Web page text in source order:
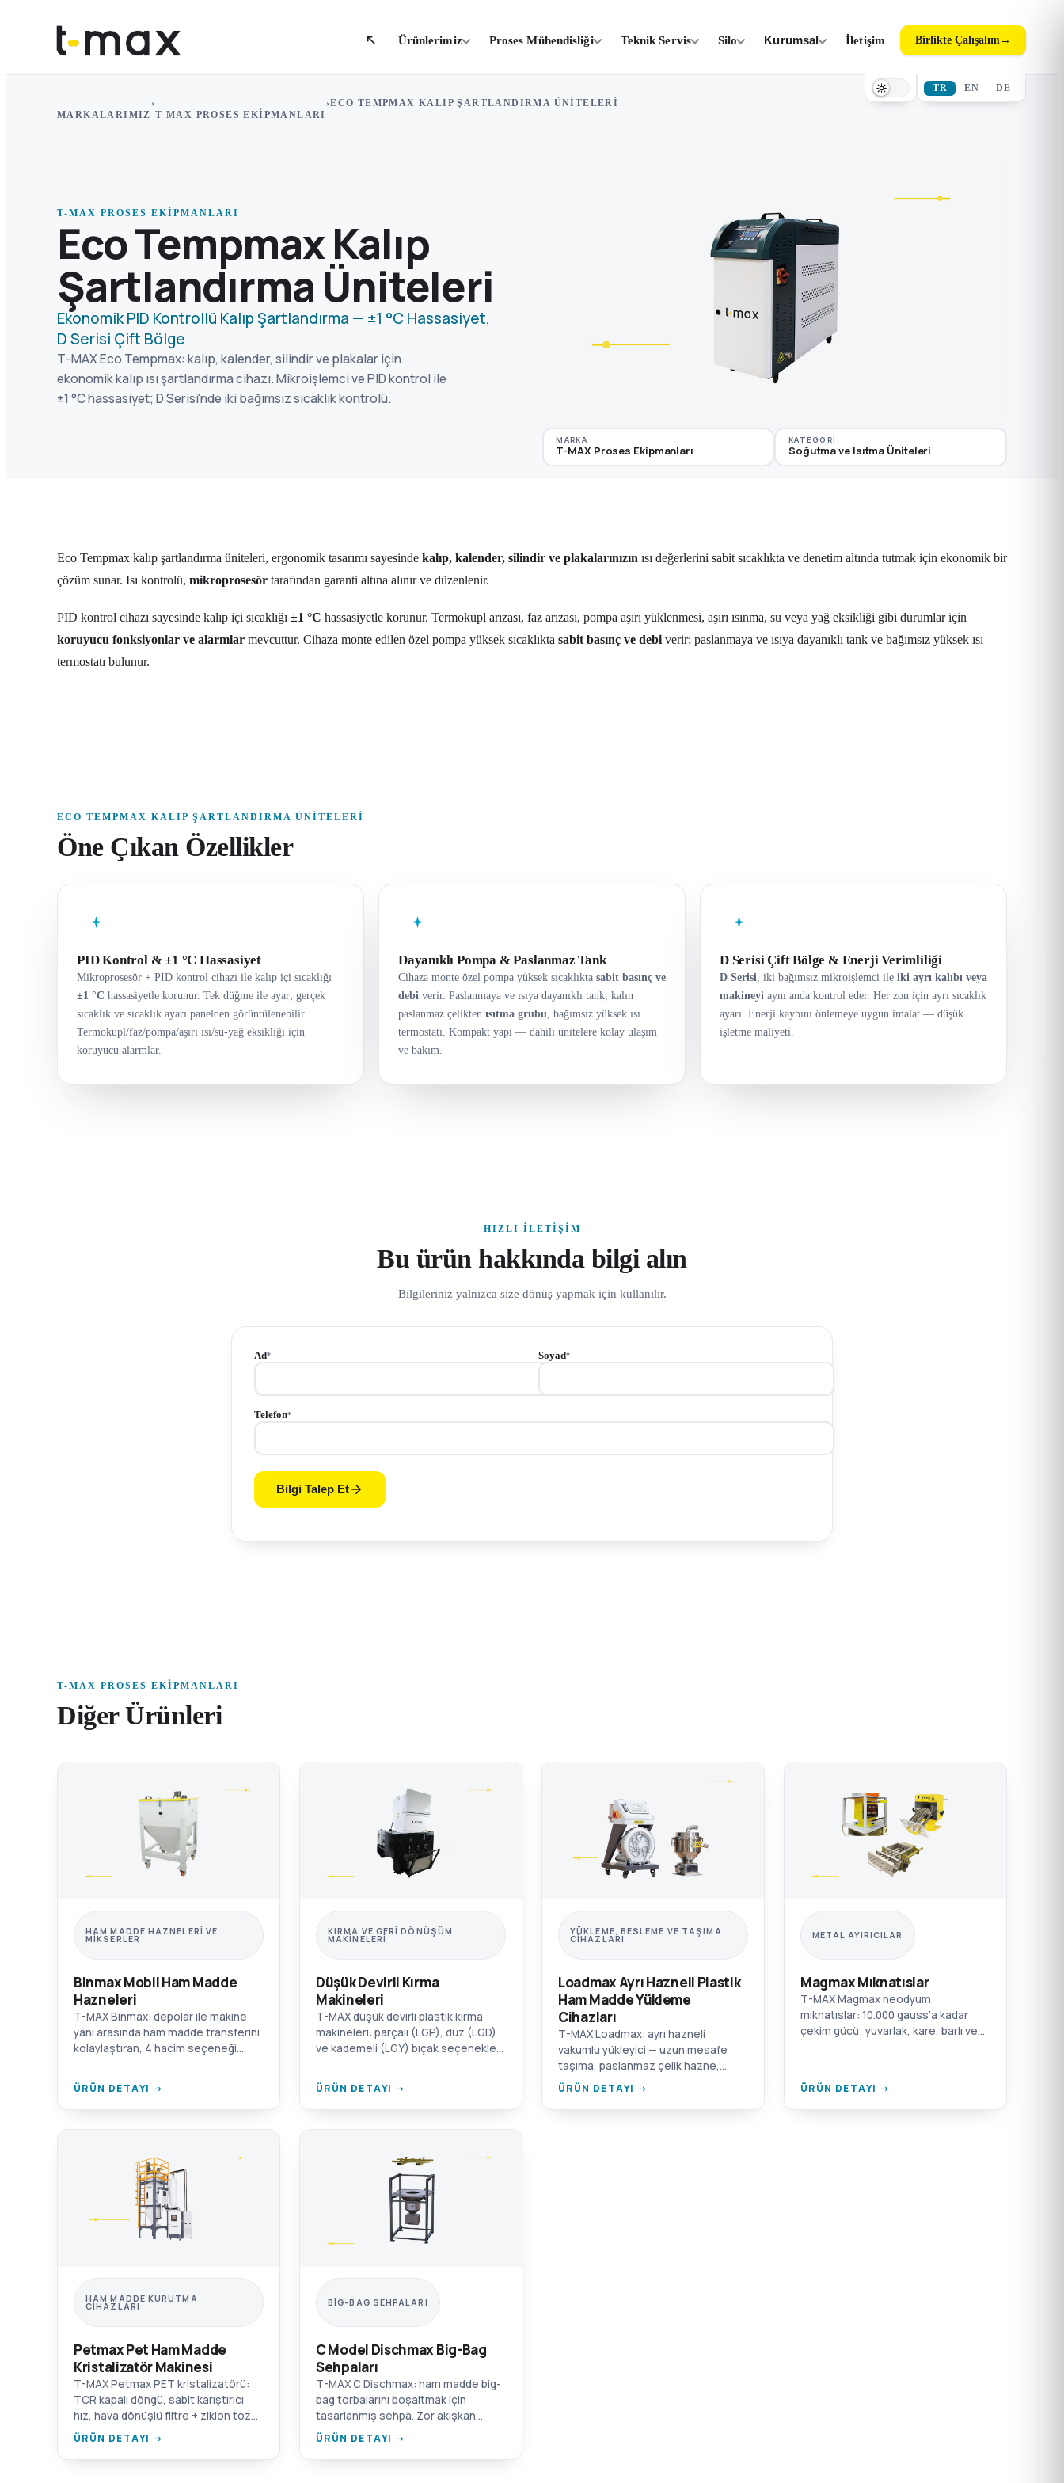
Ürünlerimiz Proses Mühendisliği Teknik Servis Silo Kurumsal İletişim Birlikte Çalışalım→
TR EN DE
MARKALARIMIZ
›
T-MAX PROSES EKIPMANLARI
›ECO TEMPMAX KALIP ŞARTLANDIRMA ÜNITELERI
T-MAX PROSES EKIPMANLARI
Eco Tempmax Kalıp
Şartlandırma Üniteleri
Ekonomik PID Kontrollü Kalıp Şartlandırma — ±1 °C Hassasiyet,
D Serisi Çift Bölge
T-MAX Eco Tempmax: kalıp, kalender, silindir ve plakalar için
ekonomik kalıp ısı şartlandırma cihazı. Mikroişlemci ve PID kontrol ile
±1 °C hassasiyet; D Serisi'nde iki bağımsız sıcaklık kontrolü.
MARKA
T-MAX Proses Ekipmanları
KATEGORI
Soğutma ve Isıtma Üniteleri
Eco Tempmax kalıp şartlandırma üniteleri, ergonomik tasarımı sayesinde kalıp, kalender, silindir ve plakalarınızın ısı değerlerini sabit sıcaklıkta ve denetim altında tutmak için ekonomik bir
çözüm sunar. Isı kontrolü, mikroprosesör tarafından garanti altına alınır ve düzenlenir.
PID kontrol cihazı sayesinde kalıp içi sıcaklığı ±1 °C hassasiyetle korunur. Termokupl arızası, faz arızası, pompa aşırı yüklenmesi, aşırı ısınma, su veya yağ eksikliği gibi durumlar için
koruyucu fonksiyonlar ve alarmlar mevcuttur. Cihaza monte edilen özel pompa yüksek sıcaklıkta sabit basınç ve debi verir; paslanmaya ve ısıya dayanıklı tank ve bağımsız yüksek ısı
termostatı bulunur.
ECO TEMPMAX KALIP ŞARTLANDIRMA ÜNITELERI
Öne Çıkan Özellikler
PID Kontrol & ±1 °C Hassasiyet
Mikroprosesör + PID kontrol cihazı ile kalıp içi sıcaklığı
±1 °C hassasiyetle korunur. Tek düğme ile ayar; gerçek
sıcaklık ve sıcaklık ayarı panelden görüntülenebilir.
Termokupl/faz/pompa/aşırı ısı/su-yağ eksikliği için
koruyucu alarmlar.
Dayanıklı Pompa & Paslanmaz Tank
Cihaza monte özel pompa yüksek sıcaklıkta sabit basınç ve
debi verir. Paslanmaya ve ısıya dayanıklı tank, kalın
paslanmaz çelikten ısıtma grubu , bağımsız yüksek ısı
termostatı. Kompakt yapı — dahili ünitelere kolay ulaşım
ve bakım.
D Serisi Çift Bölge & Enerji Verimliliği
D Serisi , iki bağımsız mikroişlemci ile iki ayrı kalıbı veya
makineyi aynı anda kontrol eder. Her zon için ayrı sıcaklık
ayarı. Enerji kaybını önlemeye uygun imalat — düşük
işletme maliyeti.
HIZLI İLETIŞIM
Bu ürün hakkında bilgi alın
Bilgileriniz yalnızca size dönüş yapmak için kullanılır.
Ad* Soyad*
Telefon*
Bilgi Talep Et
T-MAX PROSES EKIPMANLARI
Diğer Ürünleri
HAM MADDE HAZNELERI VE
MIKSERLER
Binmax Mobil Ham Madde
Hazneleri
T-MAX Binmax: depolar ile makine
yanı arasında ham madde transferini
kolaylaştıran, 4 hacim seçeneği
Krom/alüminyum/AISI 304 SST
seçenekleri.
ÜRÜN DETAYI →
KIRMA VE GERI DÖNÜŞÜM
MAKINELERI
Düşük Devirli Kırma
Makineleri
T-MAX düşük devirli plastik kırma
makineleri: parçalı (LGP), düz (LGD)
ve kademeli (LGY) bıçak seçenekleri.
duvarlı hazne.
ÜRÜN DETAYI →
YÜKLEME, BESLEME VE TAŞIMA
CIHAZLARI
Loadmax Ayrı Hazneli Plastik
Ham Madde Yükleme
Cihazları
T-MAX Loadmax: ayrı hazneli
vakumlu yükleyici — uzun mesafe
taşıma, paslanmaz çelik hazne,
yüksek verimli blower ve motor
ÜRÜN DETAYI →
METAL AYIRICILAR
Magmax Mıknatıslar
T-MAX Magmax neodyum
mıknatıslar: 10.000 gauss'a kadar
çekim gücü; yuvarlak, kare, barlı ve
film için.
ÜRÜN DETAYI →
HAM MADDE KURUTMA
CIHAZLARI
Petmax Pet Ham Madde
Kristalizatör Makinesi
T-MAX Petmax PET kristalizatörü:
TCR kapalı döngü, sabit karıştırıcı
hız, hava dönüşlü filtre + ziklon toz
toplayıcı, çift aşırı ısınma koruması.
ÜRÜN DETAYI →
BIG-BAG SEHPALARI
C Model Dischmax Big-Bag
Sehpaları
T-MAX C Dischmax: ham madde big-
bag torbalarını boşaltmak için
tasarlanmış sehpa. Zor akışkan
malzemeler için titreşimli hazne,
flanş bağlantısı.
ÜRÜN DETAYI →